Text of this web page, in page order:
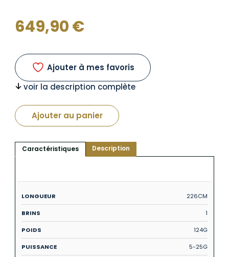
649,90€
Ajouter à mes favoris
voir la description complète
Ajouter au panier
Caractéristiques Description
226CM
1
124G
5-25G